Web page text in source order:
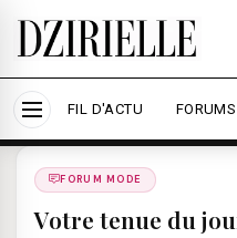
Nous utilisons des
expérience et mesurer
Accepter tout
FIL D'ACTU FORUMS
Forums
FORUM MODE
Votre tenue du